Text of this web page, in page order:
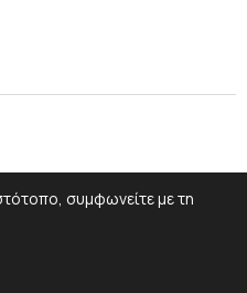
συμφωνείτε με τη